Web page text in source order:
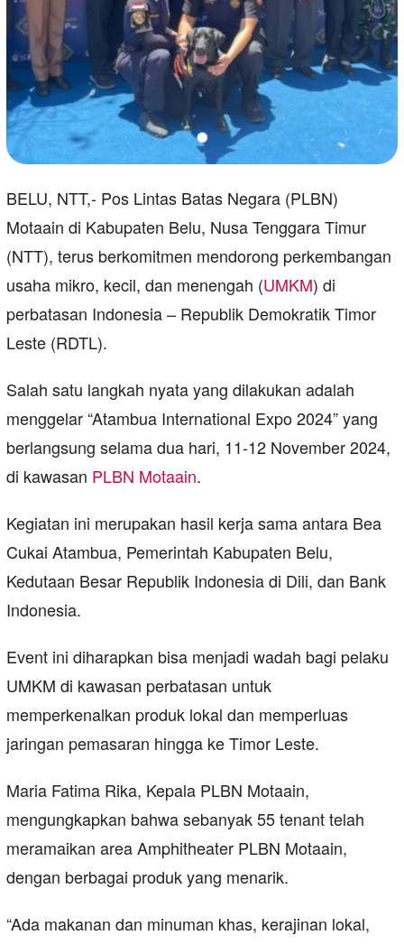
BELU, NTT,- Pos Lintas Batas Negara (PLBN)
Motaain di Kabupaten Belu, Nusa Tenggara Timur
(NTT), terus berkomitmen mendorong perkembangan
usaha mikro, kecil, dan menengah (UMKM) di
perbatasan Indonesia – Republik Demokratik Timor
Leste (RDTL).
Salah satu langkah nyata yang dilakukan adalah
menggelar “Atambua International Expo 2024” yang
berlangsung selama dua hari, 11-12 November 2024,
di kawasan PLBN Motaain.
Kegiatan ini merupakan hasil kerja sama antara Bea
Cukai Atambua, Pemerintah Kabupaten Belu,
Kedutaan Besar Republik Indonesia di Dili, dan Bank
Indonesia.
Event ini diharapkan bisa menjadi wadah bagi pelaku
UMKM di kawasan perbatasan untuk
memperkenalkan produk lokal dan memperluas
jaringan pemasaran hingga ke Timor Leste.
Maria Fatima Rika, Kepala PLBN Motaain,
mengungkapkan bahwa sebanyak 55 tenant telah
meramaikan area Amphitheater PLBN Motaain,
dengan berbagai produk yang menarik.
“Ada makanan dan minuman khas, kerajinan lokal,